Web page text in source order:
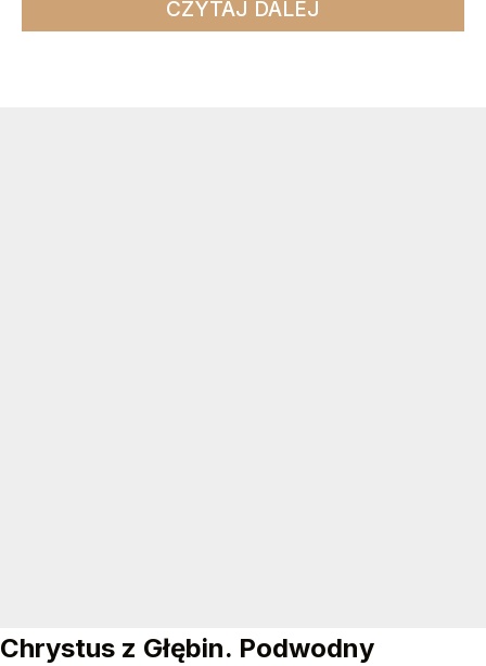
CZYTAJ DALEJ
Chrystus z Głębin. Podwodny